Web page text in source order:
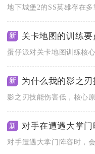
新 关卡地图的训练
新 为什么我的影之
新 对手在遭遇大掌